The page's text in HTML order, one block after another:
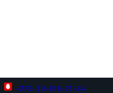
+375-33-918-21-34